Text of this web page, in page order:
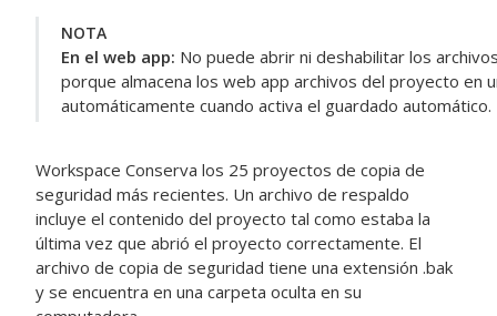
NOTA
En el web app: No puede abrir ni deshabilitar los
porque almacena los web app archivos del proyecto en
automáticamente cuando activa el guardado automático.
Workspace Conserva los 25 proyectos de copia de
seguridad más recientes. Un archivo de respaldo
incluye el contenido del proyecto tal como estaba la
última vez que abrió el proyecto correctamente. El
archivo de copia de seguridad tiene una extensión .bak
y se encuentra en una carpeta oculta en su